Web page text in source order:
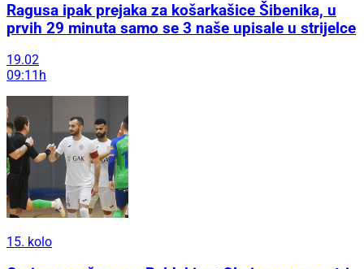
Ragusa ipak prejaka za košarkašice Šibenika, u
prvih 29 minuta samo se 3 naše upisale u strijelce
19.02
09:11h
15. kolo